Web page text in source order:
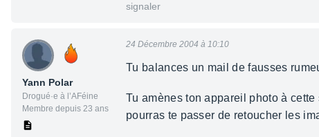
signaler
Yann Polar
Drogué·e à l’AFéine
Membre depuis 23 ans
24 Décembre 2004 à 10:10
Tu balances un mail de fausses
Tu amènes ton appareil photo à
pourras te passer de retoucher les